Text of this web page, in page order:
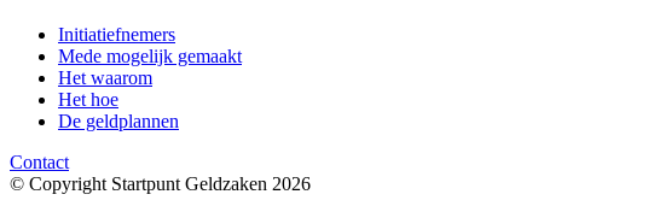
Initiatiefnemers
Mede mogelijk gemaakt
Het waarom
Het hoe
De geldplannen
Contact
© Copyright Startpunt Geldzaken 2026